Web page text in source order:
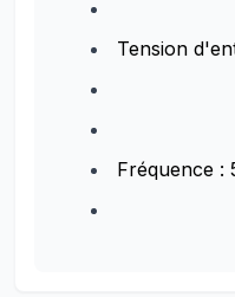
Tension
Fréquence :